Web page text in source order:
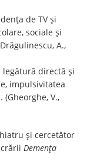
de TV și
sociale și
A.,
directă și
impulsivitatea
V.,
și cercetător
Demența